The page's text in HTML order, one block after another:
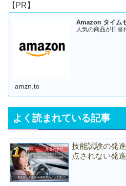
【PR】
Amazon タイム
人気の商品が日替
amzn.to
よく読まれている記事
技能試験の発
点されない発